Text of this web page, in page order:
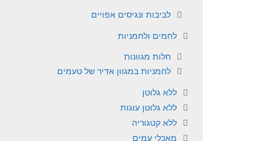
לביבות ונגיסים אפויים
לחמים ולחמניות
חלות מגוונות
לחמניות במגוון אדיר של טעמים
ללא גלוטן
ללא גלוטן עוגות
ללא קטגוריה
מאכלי עמים